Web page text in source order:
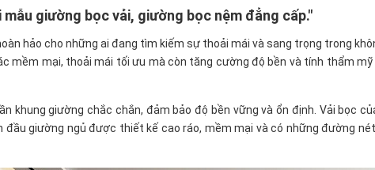
giường bọc vải, giường bọc nệm đẳng cấp."
hảo cho những ai đang tìm kiếm sự thoải mái và sang trọng trong
mềm mại, thoải mái tối ưu mà còn tăng cường độ bền và tính thẩm
khung giường chắc chắn, đảm bảo độ bền vững và ổn định. Vải bọc
đầu giường ngủ được thiết kế cao ráo, mềm mại và có những đường